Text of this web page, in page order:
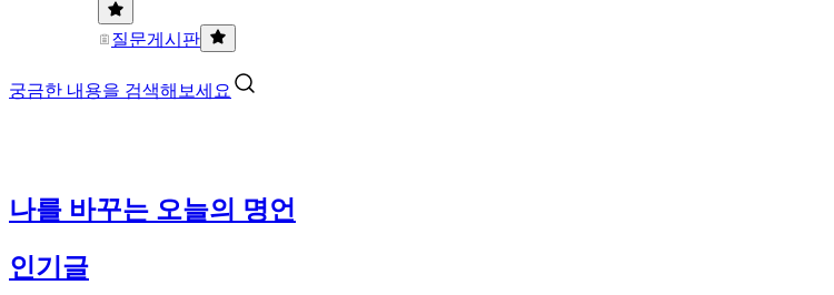
질문게시판
궁금한 내용을 검색해보세요
나를 바꾸는 오늘의 명언
인기글